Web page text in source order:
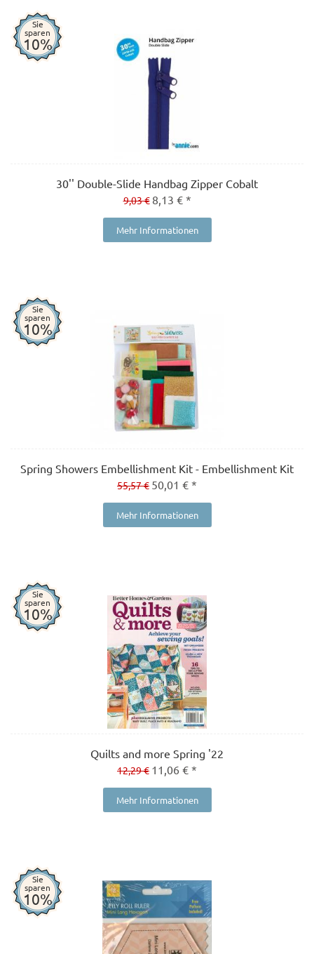
Sie
sparen
10%
30'' Double-Slide Handbag Zipper Cobalt
9,03 € 8,13 € *
Mehr Informationen
Sie
sparen
10%
Spring Showers Embellishment Kit - Embellishment Kit
55,57 € 50,01 € *
Mehr Informationen
Sie
sparen
10%
Quilts and more Spring '22
12,29 € 11,06 € *
Mehr Informationen
Sie
sparen
10%